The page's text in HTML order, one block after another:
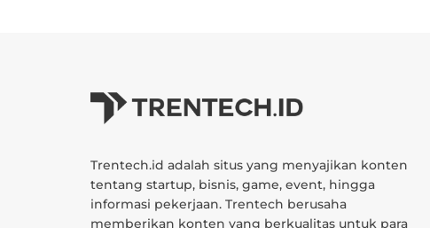
Trentech.id adalah situs yang menyajikan konten
tentang startup, bisnis, game, event, hingga
informasi pekerjaan. Trentech berusaha
memberikan konten yang berkualitas untuk para